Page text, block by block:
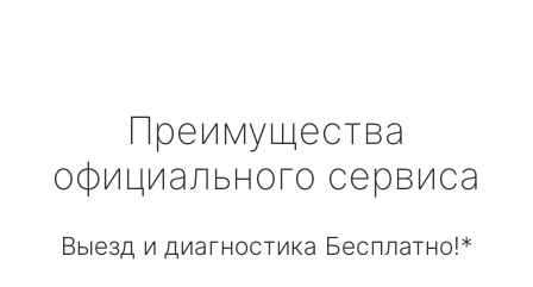
Преимущества
официального сервиса
Выезд и диагностика Бесплатно!*